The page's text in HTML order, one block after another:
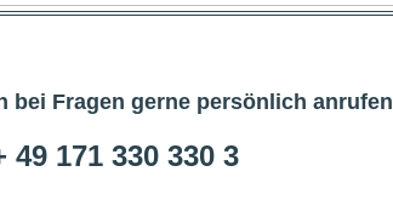
bei Fragen gerne persönlich anrufen
49 171 330 330 3